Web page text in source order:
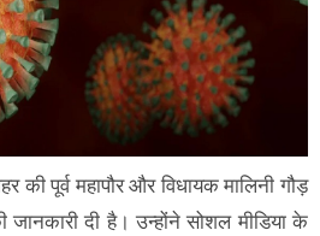
की पूर्व महापौर और विधायक मालिनी गौड़
दी है। उन्होंने सोशल मीडिया के